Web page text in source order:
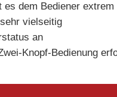
dem Bediener extrem
vielseitig
an
Knopf-Bedienung